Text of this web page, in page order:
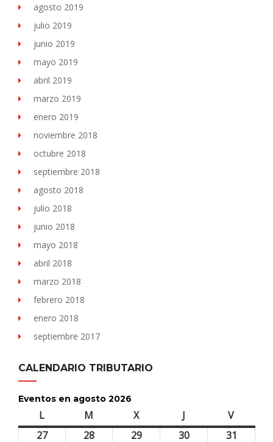
agosto 2019
julio 2019
junio 2019
mayo 2019
abril 2019
marzo 2019
enero 2019
noviembre 2018
octubre 2018
septiembre 2018
agosto 2018
julio 2018
junio 2018
mayo 2018
abril 2018
marzo 2018
febrero 2018
enero 2018
septiembre 2017
CALENDARIO TRIBUTARIO
Eventos en agosto 2026
L M Xmiércoles J Vviernes
2727 28 2929 3030 31